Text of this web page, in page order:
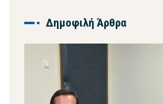
Δημοφιλή Άρθρα